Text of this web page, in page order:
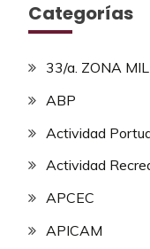
Categorías
33/a. ZONA
ABP
Actividad
Actividad
APCEC
APICAM